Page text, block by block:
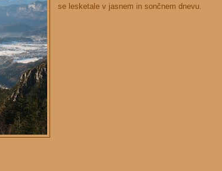
se lesketale v jasnem in sončnem dnevu.